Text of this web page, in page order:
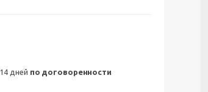
дней по договоренности